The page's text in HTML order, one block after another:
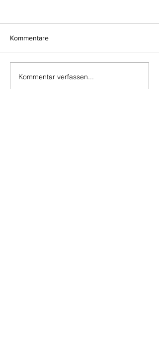
Kommentare
Kommentar verfassen...